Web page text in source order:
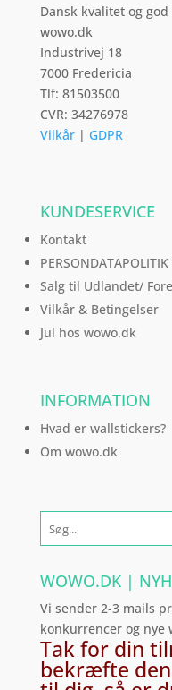
Dansk kvalitet og god
wowo.dk
Industrivej 18
7000 Fredericia
Tlf: 81503500
CVR: 34276978
Vilkår| GDPR
KUNDESERVICE
Kontakt
Salg til Udlandet/
Vilkår & Betingelser
Jul hos wowo.dk
INFORMATION
Hvad er wallstickers?
Om wowo.dk
efter:
WOWO.DK |
Vi sender 2-3 mails
konkurrencer og nye
Tak for din
bekræfte